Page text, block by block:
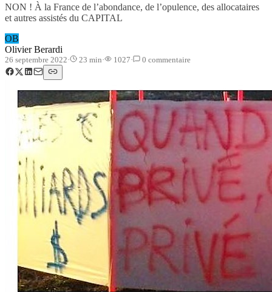
NON ! À la France de l’abondance, de l’opulence, des allocataires
et autres assistés du CAPITAL
OB
Olivier Berardi
26 septembre 2022· 23 min· 1027· 0 commentaire